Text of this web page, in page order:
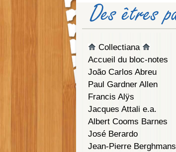
Collectiana
Accueil du bloc-notes
João Carlos Abreu
Paul Gardner Allen
Francis Alÿs
Jacques Attali e.a.
Albert Cooms Barnes
José Berardo
Jean-Pierre Berghmans